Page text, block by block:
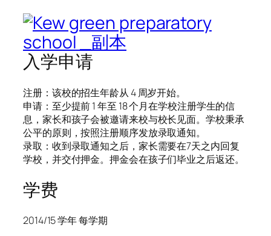
入学申请
注册：该校的招生年龄从 4 周岁开始。
申请：至少提前 1 年至 18 个月在学校注册学生的信
息，家长和孩子会被邀请来校与校长见面。学校秉承
公平的原则，按照注册顺序发放录取通知。
录取：收到录取通知之后，家长需要在7天之内回复
学校，并交付押金。押金会在孩子们毕业之后返还。
学费
2014/15 学年 每学期